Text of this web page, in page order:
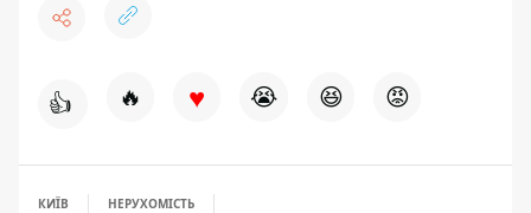
👍 🔥 ♥ 😭 😆 😡
КИЇВ
НЕРУХОМІСТЬ